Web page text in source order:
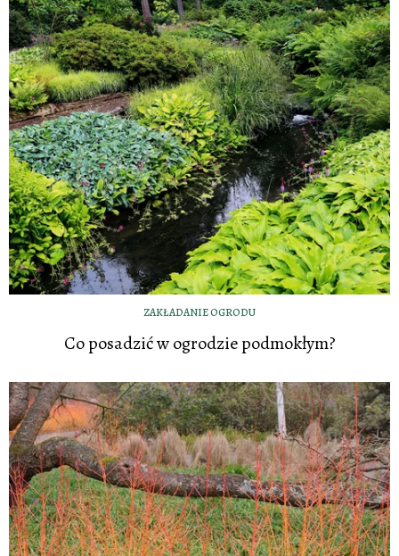
ZAKŁADANIE OGRODU
Co posadzić w ogrodzie podmokłym?